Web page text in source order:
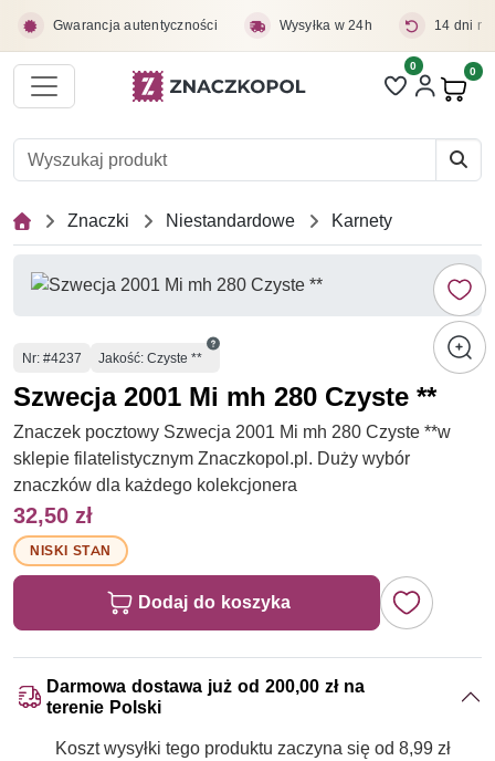
Gwarancja autentyczności Wysyłka w 24h 14 dni
Liczba pozycji
0 0
Znaczki Niestandardowe Karnety
Numer
Nr: #4237 Jakość: Czyste **
Szwecja 2001 Mi mh 280 Czyste **
Znaczek pocztowy Szwecja 2001 Mi mh 280 Czyste **w
sklepie filatelistycznym Znaczkopol.pl. Duży wybór
znaczków dla każdego kolekcjonera
32,50 zł
NISKI STAN
Dodaj do koszyka
Darmowa dostawa już od 200,00 zł na
terenie Polski
Koszt wysyłki tego produktu zaczyna się od 8,99 zł